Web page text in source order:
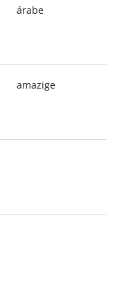
árabe
amazige